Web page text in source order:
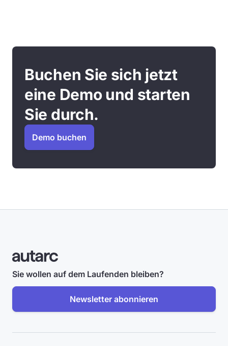
Buchen Sie sich jetzt
eine Demo und starten
Sie durch.
Demo buchen
Sie wollen auf dem Laufenden bleiben?
Newsletter abonnieren